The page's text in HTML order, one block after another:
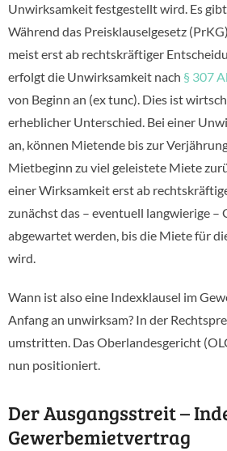
Unwirksamkeit festgestellt wird. Es
Während das Preisklauselgesetz
meist erst ab rechtskräftiger
erfolgt die Unwirksamkeit nach § 307
von Beginn an (ex tunc). Dies ist
erheblicher Unterschied. Bei einer
an, können Mietende bis zur
Mietbeginn zu viel geleistete Miete
einer Wirksamkeit erst ab
zunächst das – eventuell langwierige –
abgewartet werden, bis die Miete für
wird.
Wann ist also eine Indexklausel im
Anfang an unwirksam? In der
umstritten. Das Oberlandesgericht
nun positioniert.
Der Ausgangsstreit –
Gewerbemietvertrag